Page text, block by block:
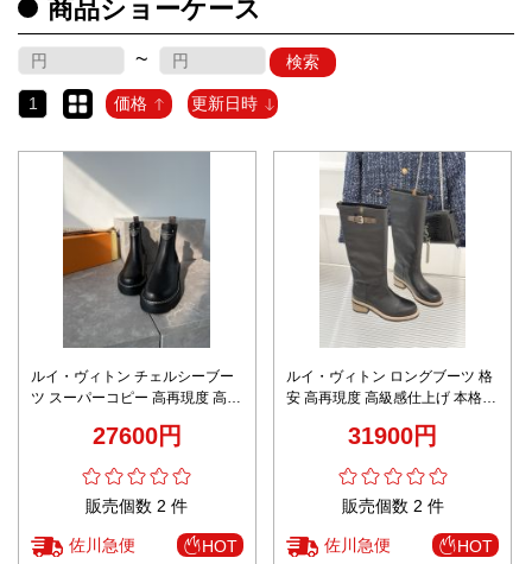
商品ショーケース
~ 検索
1 価格 更新日時
ルイ・ヴィトン チェルシーブー
ツ スーパーコピー 高再現度 高級
ルモダンデザイン 冬季人気モデ
27600円
販売個数 2 件
佐川急便 HOT
ルイ・ヴィトン ロングブーツ 格
安 高再現度 高級感仕上げ 本格派
製 上品デザイン 安心通販
31900円
販売個数 2 件
佐川急便 HOT